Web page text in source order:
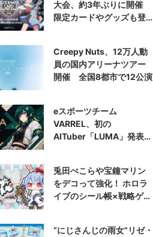
大会、約3年ぶりに開催
限定カードやグッズも登
Creepy Nuts、12万人動
員の国内アリーナツアー
開催 全国8都市で12公演
eスポーツチーム
VARREL、初の
AITuber「LUMA」発表
兎田ぺこらや宝鐘マリン
をデコって強化！ ホロラ
イブのシール帳×戦略ゲー
“にじさんじの雨女”リゼ・